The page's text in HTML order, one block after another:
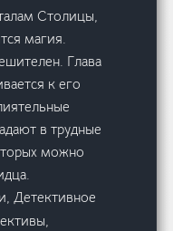
Столицы,
магия.
Глава
к его
в трудные
можно
Детективное